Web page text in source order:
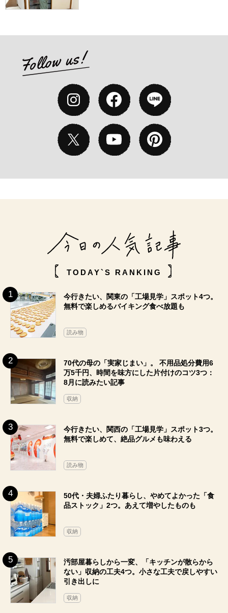
TODAY`S RANKING
今行きたい、関東の「工場見学」スポット4つ。
無料で楽しめるバイキング食べ放題も
読み物
70代の母の「実家じまい」。 不用品処分費用6
万5千円、時間を味方にした片付けのコツ3つ：
8月に読みたい記事
収納
今行きたい、関西の「工場見学」スポット3つ。
無料で楽しめて、絶品グルメも味わえる
読み物
50代・夫婦ふたり暮らし、やめてよかった「食
品ストック」2つ。あえて増やしたものも
収納
汚部屋暮らしから一変、「キッチンが散らから
ない」収納の工夫4つ。小さな工夫で戻しやすい
引き出しに
収納